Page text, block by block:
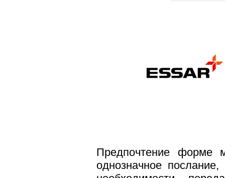
Предпочтение форме
однозначное